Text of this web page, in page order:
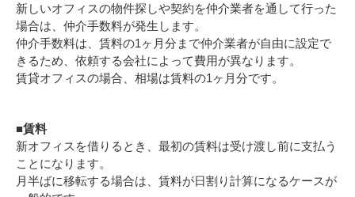
新しいオフィスの物件探しや契約を仲介業者を通して行った
場合は、仲介手数料が発生します。
仲介手数料は、賃料の1ヶ月分まで仲介業者が自由に設定で
きるため、依頼する会社によって費用が異なります。
賃貸オフィスの場合、相場は賃料の1ヶ月分です。
■賃料
新オフィスを借りるとき、最初の賃料は受け渡し前に支払う
ことになります。
月半ばに移転する場合は、賃料が日割り計算になるケースが